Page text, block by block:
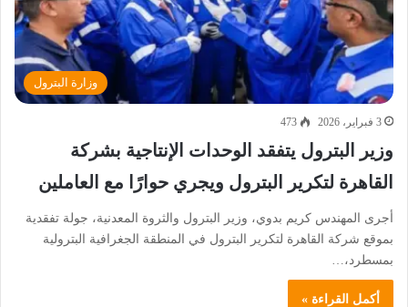
وزارة البترول
3 فبراير، 2026 473
وزير البترول يتفقد الوحدات الإنتاجية بشركة
القاهرة لتكرير البترول ويجري حوارًا مع العاملين
أجرى المهندس كريم بدوي، وزير البترول والثروة المعدنية، جولة تفقدية
بموقع شركة القاهرة لتكرير البترول في المنطقة الجغرافية البترولية
بمسطرد،…
أكمل القراءة »